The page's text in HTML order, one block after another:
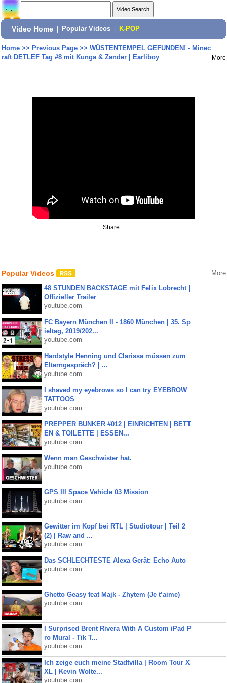
Video Home Popular Videos K-POP
Home>> Previous Page>> WÜSTENTEMPEL GEFUNDEN! - Minec
raft DETLEF Tag #8 mit Kunga & Zander | Earliboy
More
Share:
Popular Videos More
48 STUNDEN BACKSTAGE mit Felix Lobrecht |
Offizieller Trailer
youtube.com
FC Bayern München II - 1860 München | 35. Sp
ieltag, 2019/202...
youtube.com
Hardstyle Henning und Clarissa müssen zum
Elterngespräch? | ...
youtube.com
I shaved my eyebrows so I can try EYEBROW
TATTOOS
youtube.com
PREPPER BUNKER #012 | EINRICHTEN | BETT
EN & TOILETTE | ESSEN...
youtube.com
Wenn man Geschwister hat.
youtube.com
GPS III Space Vehicle 03 Mission
youtube.com
Gewitter im Kopf bei RTL | Studiotour | Teil 2
(2) | Raw and ...
youtube.com
Das SCHLECHTESTE Alexa Gerät: Echo Auto
youtube.com
Ghetto Geasy feat Majk - Zhytem (Je t’aime)
youtube.com
I Surprised Brent Rivera With A Custom iPad P
ro Mural - Tik T...
youtube.com
Ich zeige euch meine Stadtvilla | Room Tour X
XL | Kevin Wolte...
youtube.com